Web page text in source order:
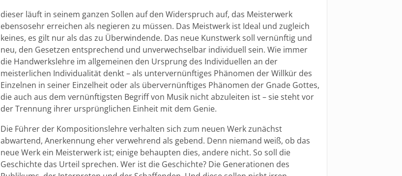
dieser läuft in seinem ganzen Sollen auf den Widerspruch auf, das Meisterwerk
ebensosehr erreichen als negieren zu müssen. Das Meistwerk ist Ideal und zugleich
keines, es gilt nur als das zu Überwindende. Das neue Kunstwerk soll vernünftig und
neu, den Gesetzen entsprechend und unverwechselbar individuell sein. Wie immer
die Handwerkslehre im allgemeinen den Ursprung des Individuellen an der
meisterlichen Individualität denkt – als untervernünftiges Phänomen der Willkür des
Einzelnen in seiner Einzelheit oder als übervernünftiges Phänomen der Gnade Gottes,
die auch aus dem vernünftigsten Begriff von Musik nicht abzuleiten ist – sie steht vor
der Trennung ihrer ursprünglichen Einheit mit dem Genie.
Die Führer der Kompositionslehre verhalten sich zum neuen Werk zunächst
abwartend, Anerkennung eher verwehrend als gebend. Denn niemand weiß, ob das
neue Werk ein Meisterwerk ist; einige behaupten dies, andere nicht. So soll die
Geschichte das Urteil sprechen. Wer ist die Geschichte? Die Generationen des